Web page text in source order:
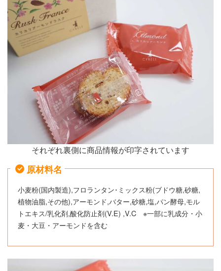
それぞれ裏側に商品情報が印字されています
原材料名
小麦粉(国内製造),フロランタン･ミックス粉(ブドウ糖,砂糖,
植物油脂,その他),アーモンド,バター,砂糖,塩,パン酵母,モル
トエキス/乳化剤,酸化防止剤(V.E) ,V.C ※一部に乳成分・小
麦・大豆・アーモンドを含む